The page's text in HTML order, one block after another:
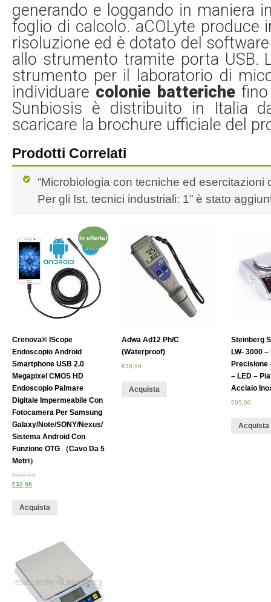
generando e loggando in maniera
foglio di calcolo. aCOLyte produce
risoluzione ed è dotato del
allo strumento tramite porta USB.
strumento per il laboratorio di
individuare colonie batterichefino
Sunbiosis è distribuito in Italia
scaricare la brochure ufficiale del
Prodotti Correlati
“Microbiologia con tecniche ed esercitazioni
Per gli Ist. tecnici industriali: 1” è stato
In offerta!
Crenova® IScope
Endoscopio Android
Smartphone USB 2.0
Megapixel CMOS HD
Endoscopio Palmare
Digitale Impermeabile Con
Fotocamera Per Samsung
Galaxy/Note/SONY/Nexus/
Sistema Android Con
Funzione OTG （cavo Da 5
Metri）
€100,00
€32,98
Acquista
Adwa Ad12 Ph/C
(Waterproof)
€38,99
Acquista
Steinberg
LW- 3000
Precisione
– LED –
Acciaio
€95,00
Acquista